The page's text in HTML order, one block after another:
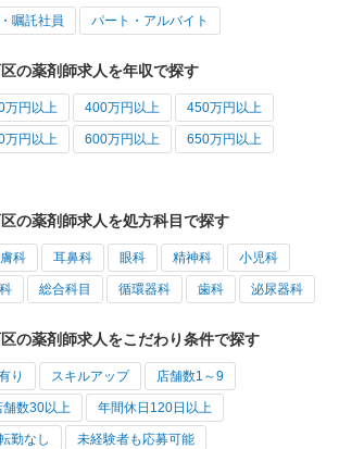
嘱託社員 パート・アルバイト
の薬剤師求人を年収で探す
万円以上 400万円以上 450万円以上
万円以上 600万円以上 650万円以上
の薬剤師求人を処方科目で探す
科 耳鼻科 眼科 精神科 小児科
総合科目 循環器科 歯科 泌尿器科
の薬剤師求人をこだわり条件で探す
り スキルアップ 店舗数1～9
舗数30以上 年間休日120日以上
勤なし 未経験者も応募可能